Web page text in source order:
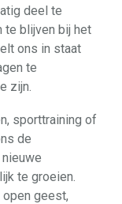
deel te
te blijven bij het
ons in staat
te
zijn.
sporttraining of
de
te groeien.
geest,